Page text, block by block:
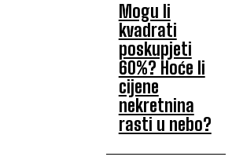
Mogu li
kvadrati
poskupjeti
60%? Hoće li
cijene
nekretnina
rasti u nebo?